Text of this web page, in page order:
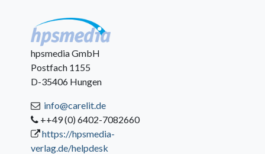
hpsmedia GmbH
Postfach 1155
D-35406 Hungen
info@carelit.de
++49 (0) 6402-7082660
https://hpsmedia-
verlag.de/helpdesk